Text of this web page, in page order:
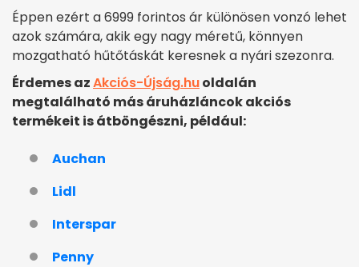
Éppen ezért a 6999 forintos ár különösen vonzó lehet
azok számára, akik egy nagy méretű, könnyen
mozgatható hűtőtáskát keresnek a nyári szezonra.
Érdemes azAkciós-Újság.huoldalán
megtalálható más áruházláncok akciós
termékeit is átböngészni, például:
Auchan
Lidl
Interspar
Penny